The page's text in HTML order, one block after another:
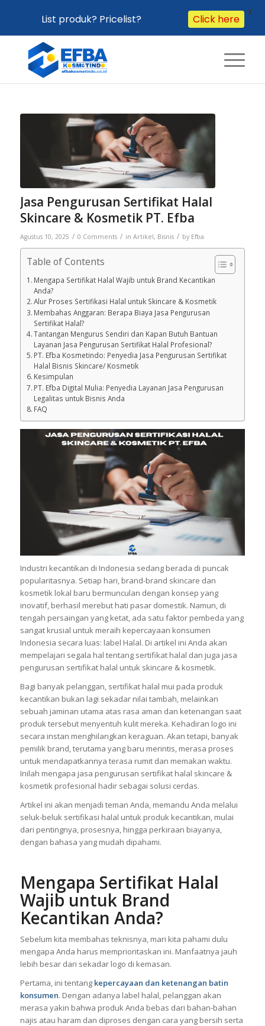
Jasa Pengurusan Sertifikat Halal
Skincare & Kosmetik PT. Efba
Agustus 10, 2025 / 0 Comments / in Artikel, Bisnis / by Efba
Table of Contents
Mengapa Sertifikat Halal Wajib untuk Brand Kecantikan
Anda?
Alur Proses Sertifikasi Halal untuk Skincare & Kosmetik
Membahas Anggaran: Berapa Biaya Jasa Pengurusan
Sertifikat Halal?
Tantangan Mengurus Sendiri dan Kapan Butuh Bantuan
Layanan Jasa Pengurusan Sertifikat Halal Profesional?
PT. Efba Kosmetindo: Penyedia Jasa Pengurusan Sertifikat
Halal Bisnis Skincare/ Kosmetik
Kesimpulan
PT. Efba Digital Mulia: Penyedia Layanan Jasa Pengurusan
Legalitas untuk Bisnis Anda
FAQ
Industri kecantikan di Indonesia sedang berada di puncak
popularitasnya. Setiap hari, brand-brand skincare dan
kosmetik lokal baru bermunculan dengan konsep yang
inovatif, berhasil merebut hati pasar domestik. Namun, di
tengah persaingan yang ketat, ada satu faktor pembeda yang
sangat krusial untuk meraih kepercayaan konsumen
Indonesia secara luas: label Halal. Di artikel ini Anda akan
mempelajari segala hal tentang sertifikat halal dan juga jasa
pengurusan sertifikat halal untuk skincare & kosmetik.
Bagi banyak pelanggan, sertifikat halal mui pada produk
kecantikan bukan lagi sekadar nilai tambah, melainkan
sebuah jaminan utama atas rasa aman dan ketenangan saat
produk tersebut menyentuh kulit mereka. Kehadiran logo ini
secara instan menghilangkan keraguan. Akan tetapi, banyak
pemilik brand, terutama yang baru merintis, merasa proses
untuk mendapatkannya terasa rumit dan memakan waktu.
Inilah mengapa jasa pengurusan sertifikat halal skincare &
kosmetik profesional hadir sebagai solusi cerdas.
Artikel ini akan menjadi teman Anda, memandu Anda melalui
seluk-beluk sertifikasi halal untuk produk kecantikan, mulai
dari pentingnya, prosesnya, hingga perkiraan biayanya,
dengan bahasa yang mudah dipahami.
Mengapa Sertifikat Halal
Wajib untuk Brand
Kecantikan Anda?
Sebelum kita membahas teknisnya, mari kita pahami dulu
mengapa Anda harus memprioritaskan ini. Manfaatnya jauh
lebih besar dari sekadar logo di kemasan.
Pertama, ini tentang kepercayaan dan ketenangan batin
konsumen. Dengan adanya label halal, pelanggan akan
merasa yakin bahwa produk Anda bebas dari bahan-bahan
najis atau haram dan diproses dengan cara yang bersih serta
List produk? Pricelist? Click here
X